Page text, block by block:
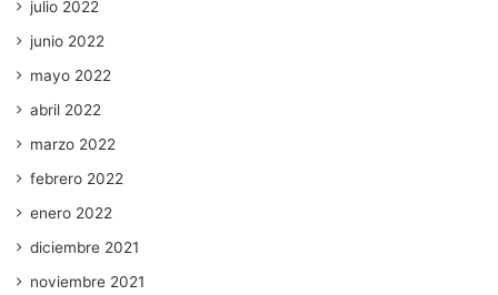
julio 2022
junio 2022
mayo 2022
abril 2022
marzo 2022
febrero 2022
enero 2022
diciembre 2021
noviembre 2021